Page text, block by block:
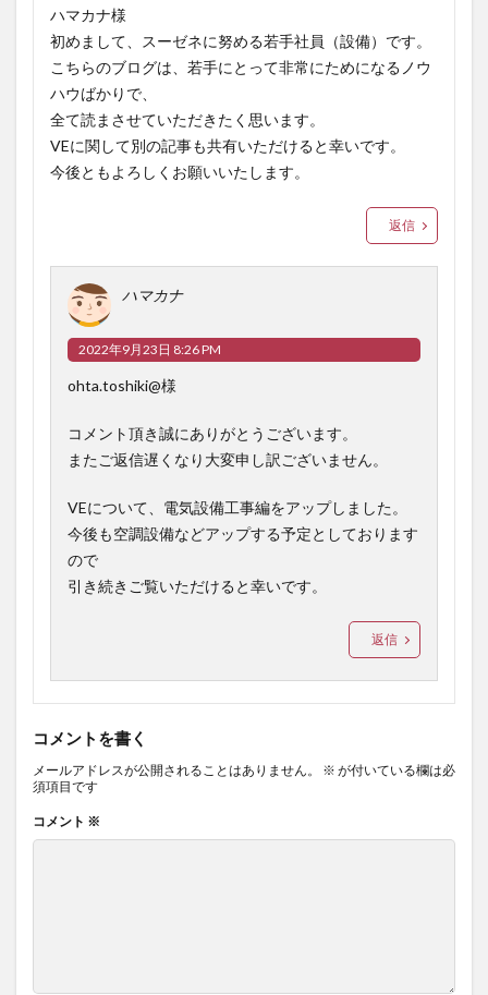
ハマカナ様
初めまして、スーゼネに努める若手社員（設備）です。
こちらのブログは、若手にとって非常にためになるノウ
ハウばかりで、
全て読まさせていただきたく思います。
VEに関して別の記事も共有いただけると幸いです。
今後ともよろしくお願いいたします。
返信
ハマカナ
2022年9月23日 8:26 PM
ohta.toshiki@様
コメント頂き誠にありがとうございます。
またご返信遅くなり大変申し訳ございません。
VEについて、電気設備工事編をアップしました。
今後も空調設備などアップする予定としております
ので
引き続きご覧いただけると幸いです。
返信
コメントを書く
メールアドレスが公開されることはありません。 ※ が付いている欄は必
須項目です
コメント ※